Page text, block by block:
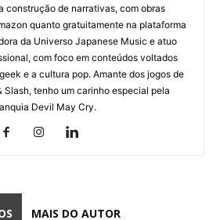
construção de narrativas, com obras
quanto gratuitamente na plataforma
da Universo Japanese Music e atuo
com foco em conteúdos voltados
e a cultura pop. Amante dos jogos de
Slash, tenho um carinho especial pela
Devil May Cry.
MAIS DO AUTOR